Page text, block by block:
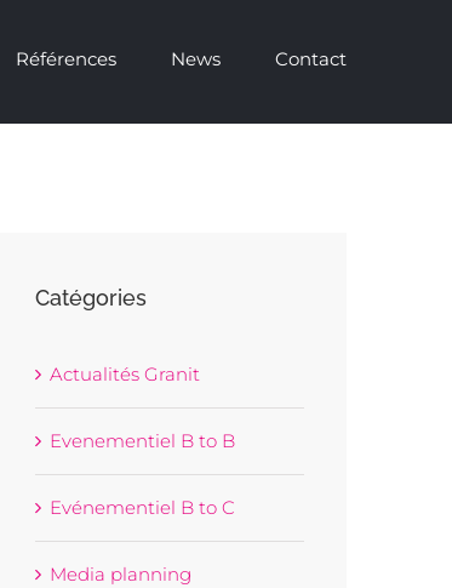
Références News Contact
Catégories
Actualités Granit
Evenementiel B to B
Evénementiel B to C
Media planning
des cookies.Plus d’informations Accepter